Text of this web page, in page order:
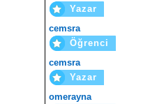
Yazar
cemsra
Öğrenci
cemsra
Yazar
omerayna